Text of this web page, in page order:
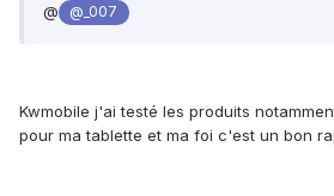
@ @_007
Kwmobile j'ai testé les produits
pour ma tablette et ma foi c'est un bon